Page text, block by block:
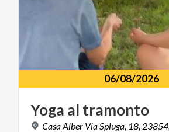
06/08/2026
Yoga al tramonto
CasaAlber Via Spluga, 18, 23854,